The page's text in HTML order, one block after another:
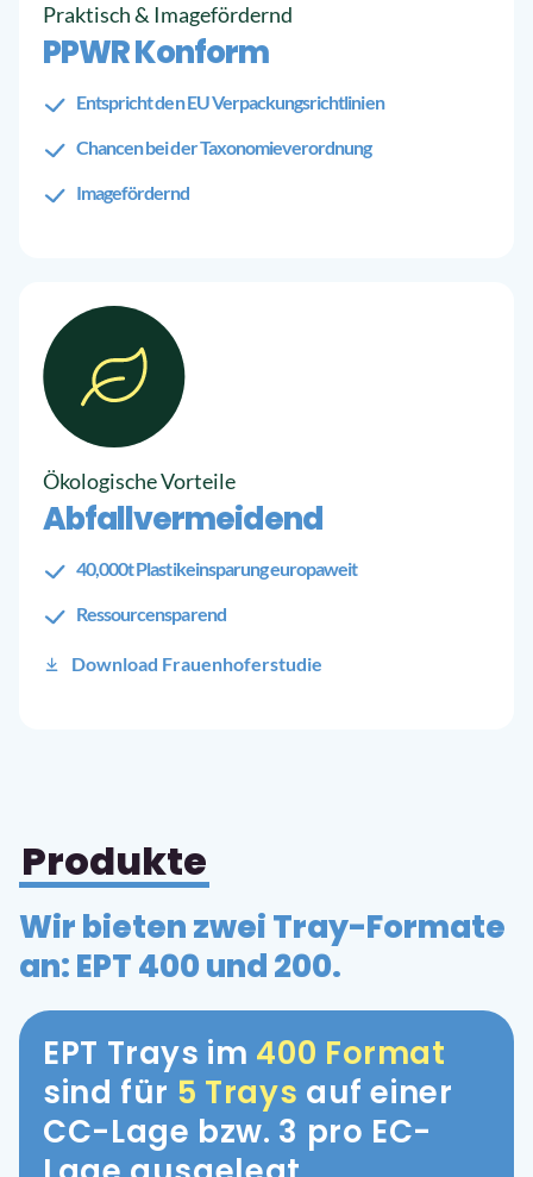
Praktisch & Imagefördernd
PPWR Konform
Entspricht den EU Verpackungsrichtlinien
Chancen bei der Taxonomieverordnung
Imagefördernd
Ökologische Vorteile
Abfallvermeidend
40,000t Plastikeinsparung europaweit
Ressourcensparend
Download Frauenhoferstudie
Produkte
Wir bieten zwei Tray-Formate
an: EPT 400 und 200.
EPT Trays im 400 Format
sind für 5 Trays auf einer
CC-Lage bzw. 3 pro EC-